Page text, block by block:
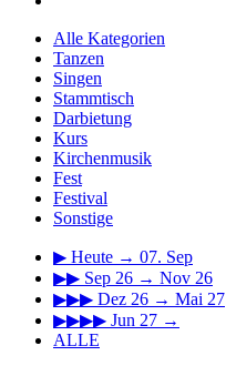
Alle Kategorien
Tanzen
Singen
Stammtisch
Darbietung
Kurs
Kirchenmusik
Fest
Festival
Sonstige
▶ Heute → 07. Sep
▶▶ Sep 26 → Nov 26
▶▶▶ Dez 26 → Mai 27
▶▶▶▶ Jun 27 →
ALLE